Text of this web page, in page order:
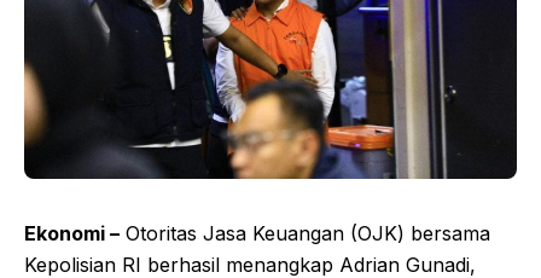
Ekonomi – Otoritas Jasa Keuangan (OJK) bersama
Kepolisian RI berhasil menangkap Adrian Gunadi,